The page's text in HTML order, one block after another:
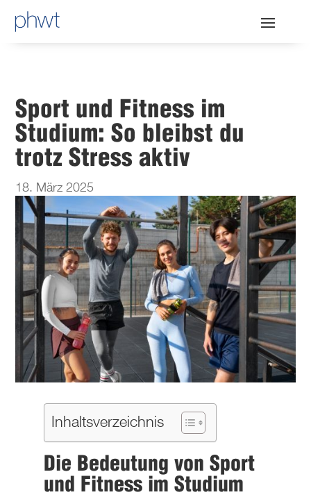
Sport und Fitness im
Studium: So bleibst du
trotz Stress aktiv
18. März 2025
Inhaltsverzeichnis
Die Bedeutung von Sport
und Fitness im Studium